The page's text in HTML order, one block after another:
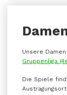
Unsere
Gruppenliga
Die Spiele